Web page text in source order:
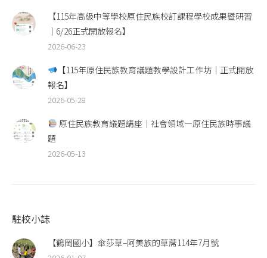
【115年高級中等學校原住民族校訂課程學校成果暨研習
｜6/26正式開放報名】
2026-06-23
【115年原住民族教育議題教學設計工作坊｜正式開放
報名】
2026-05-28
原住民族教育議題講座｜社會領域—原住民族時事議
題
2026-05-13
駐校小誌
【鶴岡國小】傘莎草–阿美族的草蓆114年7月號